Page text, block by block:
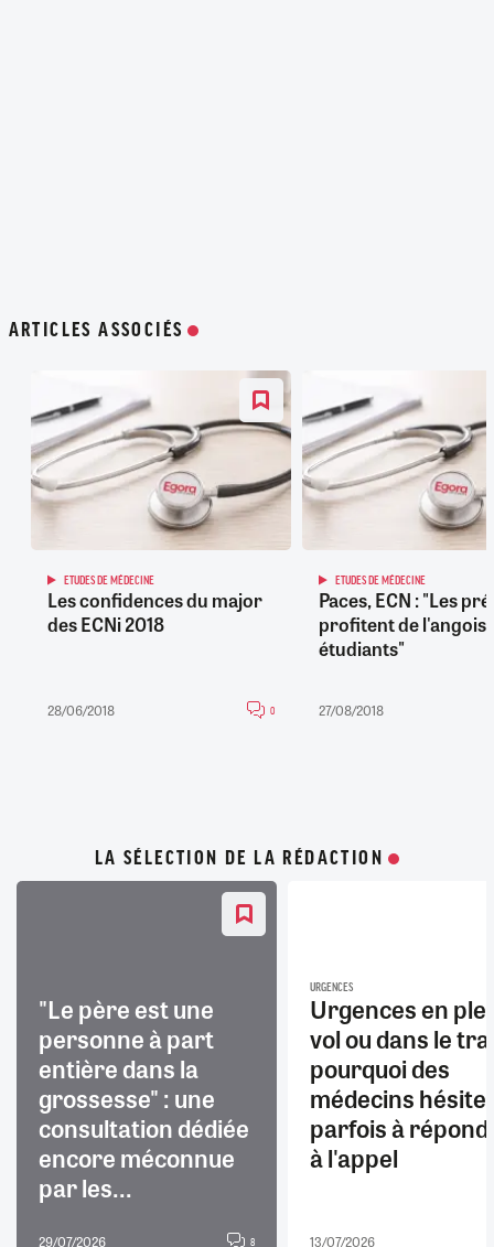
ARTICLES ASSOCIÉS
ETUDES DE MÉDECINE
Les confidences du major
des ECNi 2018
28/06/2018 0
ETUDES DE MÉDECINE
Paces, ECN : "Les
profitent de
étudiants"
27/08/2018
LA SÉLECTION DE LA RÉDACTION
"Le père est une
personne à part
entière dans la
grossesse" : une
consultation dédiée
encore méconnue
par les...
29/07/2026 8
URGENCES
Urgences en
vol ou dans le
pourquoi des
médecins
parfois à
à l'appel
13/07/2026